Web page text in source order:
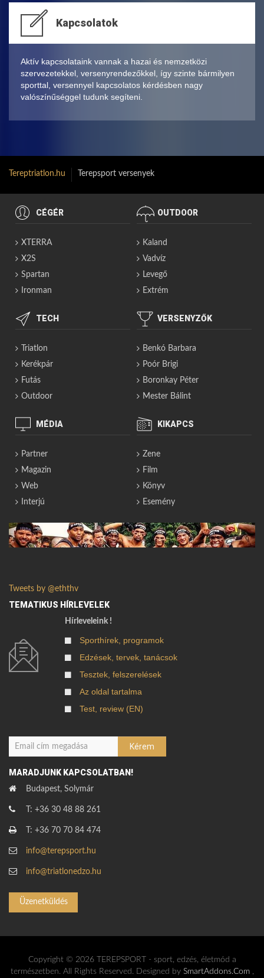
Kapcsolatok
Aktív kapcsolataink vannak a hazai és nemzetközi
szervezetekkel, versenyrendezőkkel, így szinte bármilyen
sporttal, versennyel kapcsolatos kérdésben nagy
valószínűséggel tudunk segíteni.
Tereptriatlon.hu Terepsport versenyek
CÉGÉR
XTERRA
X2S
Spartan
Ironman
OUTDOOR
Kaland
Vadvíz
Levegő
Extrém
TECH
Triatlon
Kerékpár
Futás
Outdoor
VERSENYZŐK
Benkó Barbara
Poór Brigi
Boronkay Péter
Mester Bálint
MÉDIA
Partner
Magazin
Web
Interjú
KIKAPCS
Zene
Film
Könyv
Esemény
Tweets by @eththv
TEMATIKUS HÍRLEVELEK
Hírleveleink !
Sporthírek, programok
Edzések, tervek, tanácsok
Tesztek, felszerelések
Az oldal tartalma
Test, review (EN)
MARADJUNK KAPCSOLATBAN!
Budapest, Solymár
T: +36 30 48 88 261
T: +36 70 70 84 474
info@terepsport.hu
info@triatlonedzo.hu
Üzenetküldés
Copyright © 2026 TEREPSPORT - sport, edzés, életmód a
természetben. All Rights Reserved. Designed by SmartAddons.Com,